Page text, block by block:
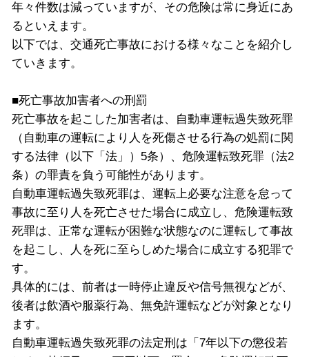
年々件数は減っていますが、その危険は常に身近にあ
るといえます。
以下では、交通死亡事故における様々なことを紹介し
ていきます。
■死亡事故加害者への刑罰
死亡事故を起こした加害者は、自動車運転過失致死罪
（自動車の運転により人を死傷させる行為の処罰に関
する法律（以下「法」）5条）、危険運転致死罪（法2
条）の罪責を負う可能性があります。
自動車運転過失致死罪は、運転上必要な注意を怠って
事故に至り人を死亡させた場合に成立し、危険運転致
死罪は、正常な運転が困難な状態なのに運転して事故
を起こし、人を死に至らしめた場合に成立する犯罪で
す。
具体的には、前者は一時停止違反や信号無視などが、
後者は飲酒や服薬行為、無免許運転などが対象となり
ます。
自動車運転過失致死罪の法定刑は「7年以下の懲役若